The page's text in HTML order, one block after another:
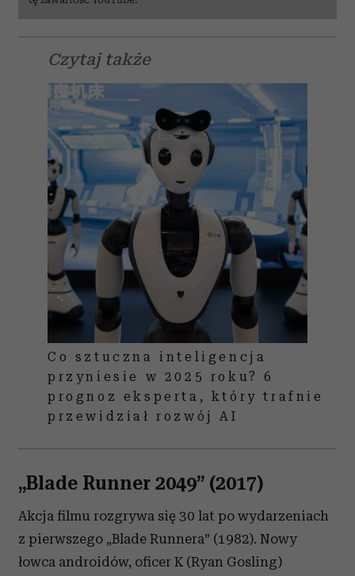
Czytaj także
Co sztuczna inteligencja
przyniesie w 2025 roku? 6
prognoz eksperta, który trafnie
przewidział rozwój AI
„Blade Runner 2049” (2017)
Akcja filmu rozgrywa się 30 lat po wydarzeniach
z pierwszego „Blade Runnera” (1982). Nowy
łowca androidów, oficer K (Ryan Gosling)